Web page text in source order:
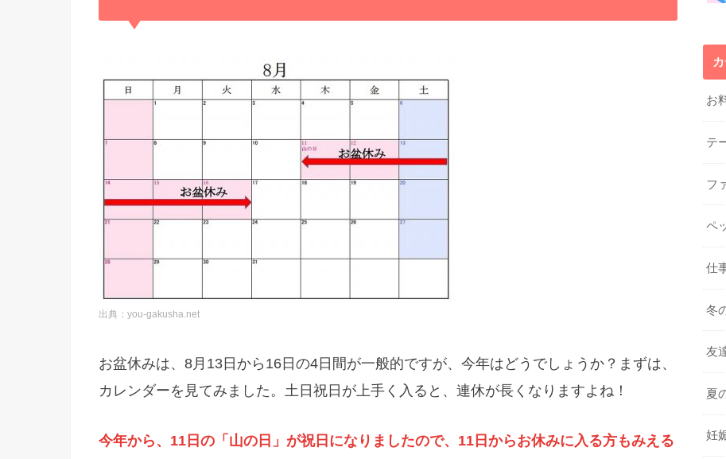
出典：you-gakusha.net
お盆休みは、8月13日から16日の4日間が一般的ですが、今年はどうでしょうか？まずは、
カレンダーを見てみました。土日祝日が上手く入ると、連休が長くなりますよね！
今年から、11日の「山の日」が祝日になりましたので、11日からお休みに入る方もみえる
お
テ
フ
ペ
仕
冬
友
夏
妊